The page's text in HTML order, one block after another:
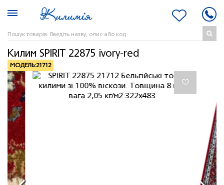
Килим SPIRIT 22875 ivory-red
МОДЕЛЬ:21712